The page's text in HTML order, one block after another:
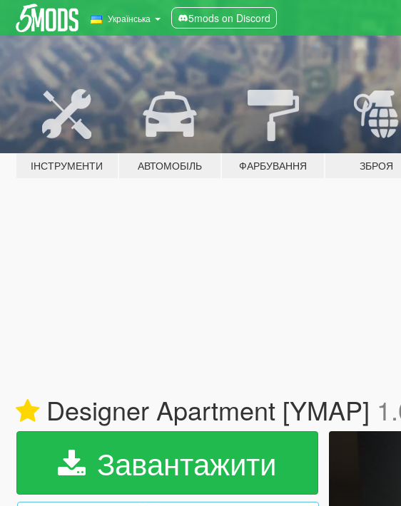
Українська 5mods on Discord
ІНСТРУМЕНТИ АВТОМОБІЛЬ ФАРБУВАННЯ ЗБРОЯ
Designer Apartment [YMAP]
Завантажити